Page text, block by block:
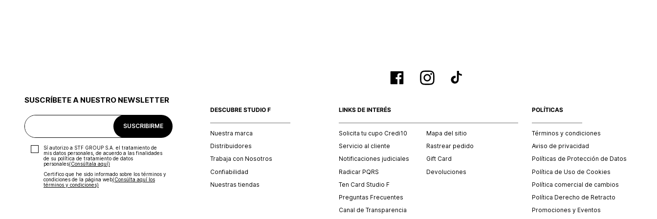
SUSCRÍBETE A NUESTRO NEWSLETTER
SUSCRIBIRME
Sí autorizo a STF GROUP S.A. el tratamiento de
mis datos personales, de acuerdo a las finalidades
de su política de tratamiento de datos
personales‎(Consúltala aquí)
Certifico que he sido informado sobre los términos y
condiciones de la página web‎(Consúlta aquí los
términos y condiciones)
DESCUBRE STUDIO F
Nuestra marca
Distribuidores
Trabaja con Nosotros
Confiabilidad
Nuestras tiendas
LINKS DE INTERÉS
Solicita tu cupo Credi10
Servicio al cliente
Notificaciones judiciales
Radicar PQRS
Ten Card Studio F
Preguntas Frecuentes
Canal de Transparencia
Mapa del sitio
Rastrear pedido
Gift Card
Devoluciones
POLÍTICAS
Términos y condiciones
Aviso de privacidad
Políticas de Protección de Datos
Política de Uso de Cookies
Política comercial de cambios
Política Derecho de Retracto
Promociones y Eventos